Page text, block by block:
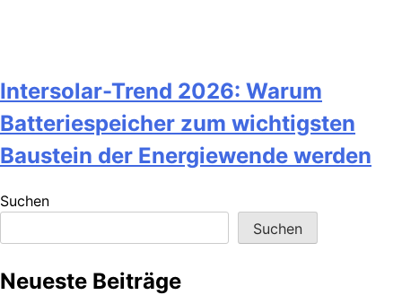
Intersolar-Trend 2026: Warum
Batteriespeicher zum wichtigsten
Baustein der Energiewende werden
Suchen
Suchen
Neueste Beiträge